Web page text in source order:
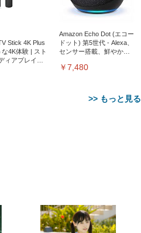
Stick 4K Plus
4K体験 | スト
ィアプレイヤ
Amazon Echo Dot (エコー
ドット) 第5世代 - Alexa、
センサー搭載、鮮やかな
￥7,480
>> もっと見る
チェア デスク
テレワーク
ックレスト 30度
ANDWINT オフィスチェ
ア デスクチェア 肘なし メ
ッシュ 通気性 ランバーサ
晶モ
非光
【MiniLED/24.5inch/280Hz/FHD】
GRAPHT THE SHOOTER
Gaming Monitor 24” Essential ゲ
マートベーシ
限定】
イリスオーヤマ
アイリスオーヤマ ペット
シーツ 超厚型 お徳用 レギ
ュラー 200枚入